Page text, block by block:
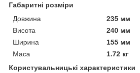
Габаритні розміри
Довжина
235 мм
Висота
240 мм
Ширина
155 мм
Маса
1.72 кг
Користувальницькі характеристики